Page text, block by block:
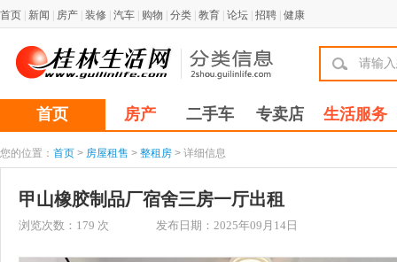
首页 新闻 房产 装修 汽车 购物 分类 教育 论坛 招聘 健康
首页 房产 二手车 专卖店 生活服务
您的位置： 首页 > 房屋租售 > 整租房 > 详细信息
甲山橡胶制品厂宿舍三房一厅出租
浏览次数： 179 次 发布日期：2025年09月14日